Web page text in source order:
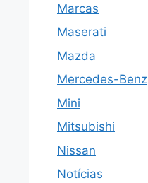
Marcas
Maserati
Mazda
Mercedes-Benz
Mini
Mitsubishi
Nissan
Notícias